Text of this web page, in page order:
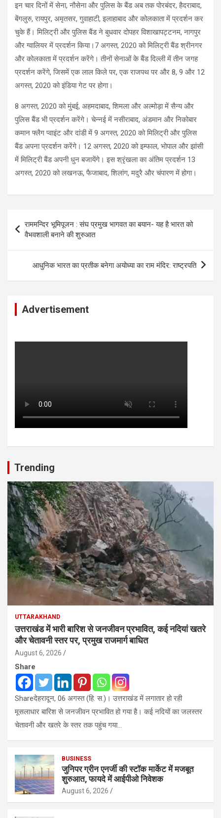
​इन चार दिनों में ​सेना, नौसेना और पुलिस के बैंड अब तक पोरबंदर, हैदराबाद,
बेंगलुरु, रायपुर, अमृतसर, गुवाहाटी, इलाहाबाद और कोलकाता में प्रदर्शन ​कर
चुके हैं​। ​​मिलिट्री और पुलिस बैंड ने ​बुधवार दोपहर विशाखापट्टनम, नागपुर
और ग्वालियर में प्रदर्शन किया।7 अगस्त, 2020 को मिलिट्री बैंड श्रीनगर
और कोलकाता में प्रदर्शन करेंगे। ​तीनों सेनाओं के बैंड दिल्ली में तीन जगह
प्रदर्शन करेंगे, जिसमें एक लाल किले पर, एक राजपथ पर और 8, 9 और 12
अगस्त, 2020 को इंडिया गेट पर होगा​​।​
8 अगस्त, 2020 को मुंबई, अहमदाबाद, शिमला और अल्मोड़ा में सैन्य और
पुलिस बैंड भी प्रदर्शन करेंगे​​​।​ चेन्नई में नसीराबाद, अंडमान और निकोबार
कमान फ्लैग प्वाइंट और दांडी में 9 अगस्त, 2020 को​​ ​मिलिट्री और पुलिस
बैंड​ अपना प्रदर्शन करेंगे​​​।​ 12 अगस्त, 2020 को इम्फाल, भोपाल और झांसी
में​ ​मिलिट्री बैंड ​अपनी धुन बजायेंगे​।​ ​इस श्रृंखला​​ का अंतिम प्रदर्शन 13
अगस्त, 2020 को लखनऊ, फैजाबाद, शिलांग, मदुरै और चंपारण में होगा।
navigation
राममन्दिर भूमिपूजन : संघ प्रमुख भागवत का बयान- यह है भारत को
वैभवशाली बनाने की शुरुआत
आधुनिक भारत का प्रतीक बनेगा अयोध्या का राम मंदिर: राष्ट्रपति
Advertisement
Trending
UTTARAKHAND
उत्तराखंड में भारी बारिश से जनजीवन प्रभावित, कई नदियां खतरे
और चेतावनी स्तर पर, प्रमुख राजमार्ग बाधित
August 6, 2026
Share
Shareदेहरादून, 06 अगस्त (हि. स.)। उत्तराखंड में लगातार हो रही
मूसलाधार बारिश से जनजीवन प्रभावित हो गया है। कई नदियों का जलस्तर
चेतावनी और खतरे के स्तर तक पहुंच गया…
BUSINESS
जुनिपर ग्रीन एनर्जी की स्टॉक मार्केट में मजबूत
शुरुआत, फायदे में आईपीओ निवेशक
August 6, 2026